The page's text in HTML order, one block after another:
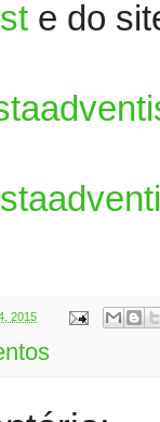
e do
2015